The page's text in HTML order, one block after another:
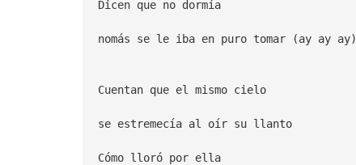
Dicen que no dormía
nomás se le iba en puro tomar (ay ay ay)
Cuentan que el mismo cielo
se estremecía al oír su llanto
Cómo lloró por ella